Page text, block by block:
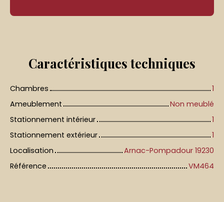
Caractéristiques techniques
Chambres
1
Ameublement
Non meublé
Stationnement intérieur
1
Stationnement extérieur
1
Localisation
Arnac-Pompadour 19230
Référence
VM464